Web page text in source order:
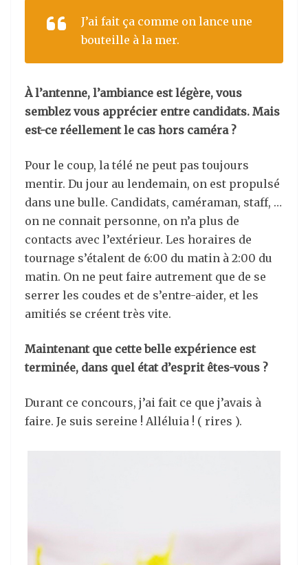
J’ai fait ça comme on lance une
bouteille à la mer.
À l’antenne, l’ambiance est légère, vous
semblez vous apprécier entre candidats. Mais
est-ce réellement le cas hors caméra ?
Pour le coup, la télé ne peut pas toujours
mentir. Du jour au lendemain, on est propulsé
dans une bulle. Candidats, caméraman, staff, …
on ne connait personne, on n’a plus de
contacts avec l’extérieur. Les horaires de
tournage s’étalent de 6:00 du matin à 2:00 du
matin. On ne peut faire autrement que de se
serrer les coudes et de s’entre-aider, et les
amitiés se créent très vite.
Maintenant que cette belle expérience est
terminée, dans quel état d’esprit êtes-vous ?
Durant ce concours, j’ai fait ce que j’avais à
faire. Je suis sereine ! Alléluia ! ( rires ).